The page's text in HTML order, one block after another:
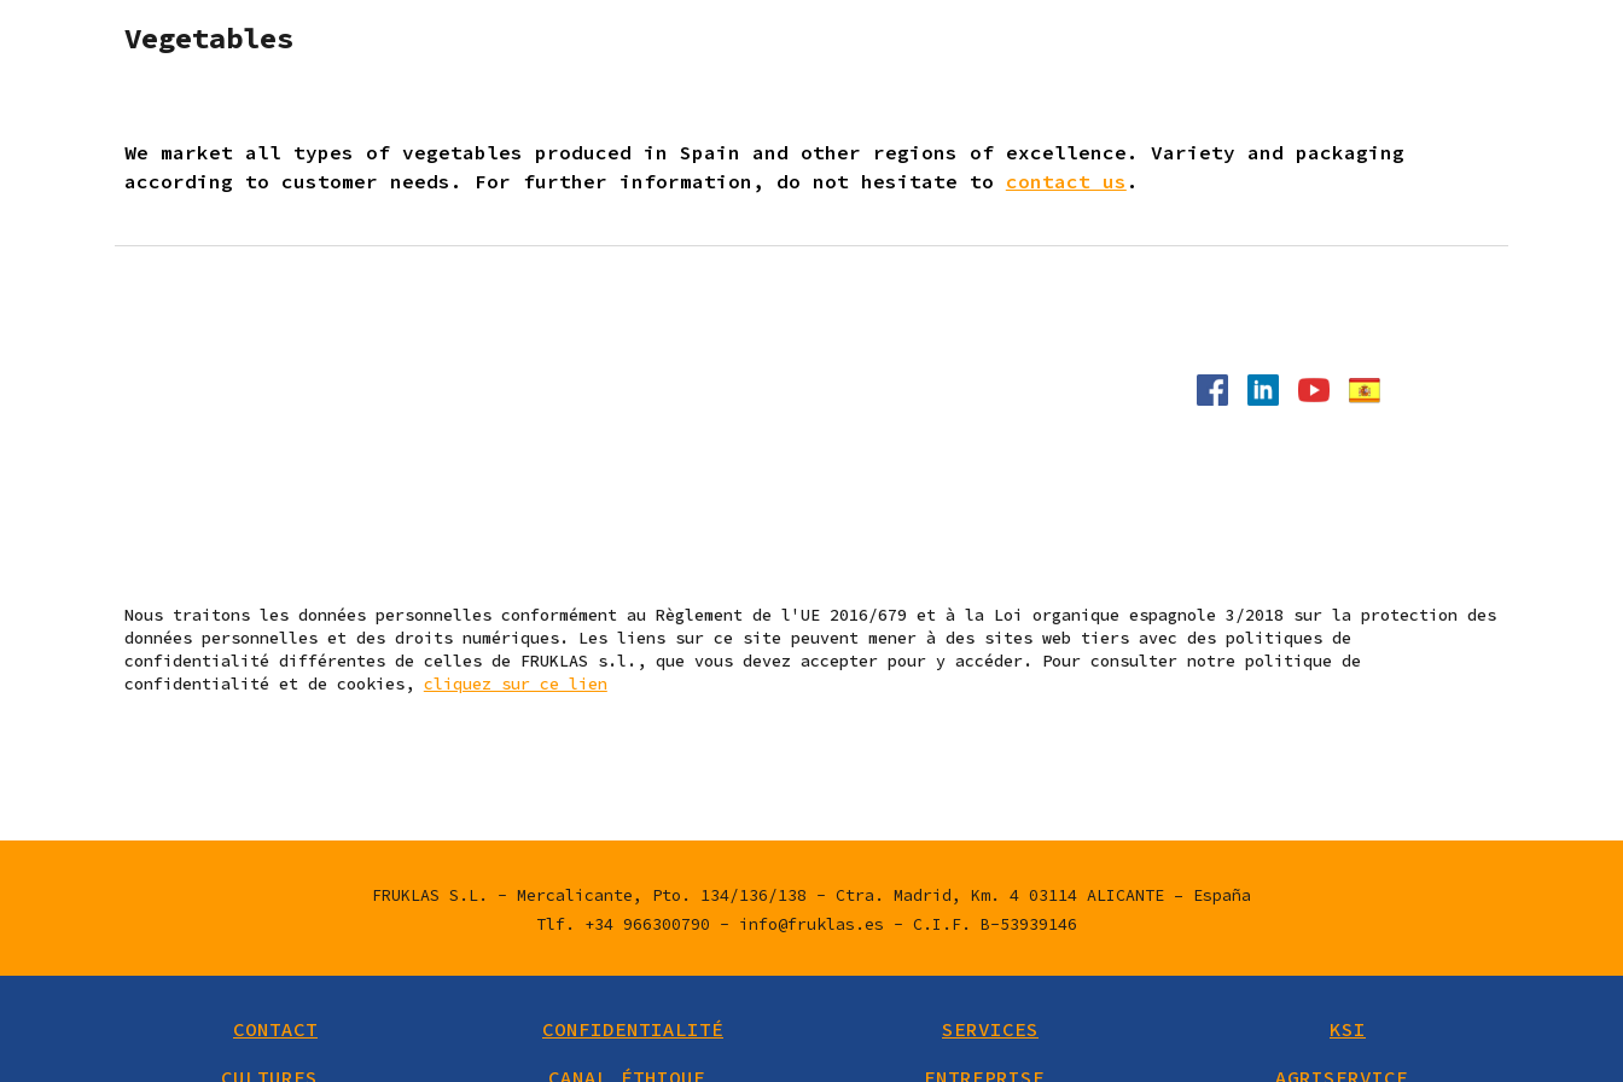
Vegetables
We market all types of vegetables produced in Spain and other regions of excellence. Variety and packaging
according to customer needs. For further information, do not hesitate to contact us .
Nous traitons les données personnelles conformément au Règlement de l'UE 2016/679 et à la Loi organique espagnole 3/2018 sur la protection des
données personnelles et des droits numériques. Les liens sur ce site peuvent mener à des sites web tiers avec des politiques de
confidentialité différentes de celles de FRUKLAS s.l., que vous devez accepter pour y accéder. Pour consulter notre politique de
confidentialité et de cookies, cliquez sur ce lien
FRUKLAS S.L. - Mercalicante, Pto. 134/136/138 - Ctra. Madrid, Km. 4 03114 ALICANTE – España
Tlf. +34 966300790 - info@fruklas.es - C.I.F. B-53939146
CONTACT
CULTURES
CONFIDENTIALITÉ
CANAL ÉTHIQUE
SERVICES
ENTREPRISE
KSI
AGRISERVICE